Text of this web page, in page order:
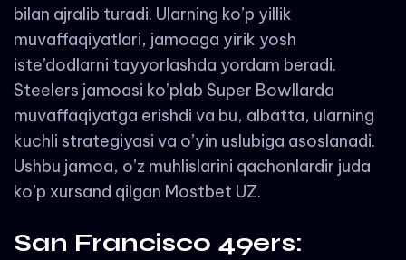
bilan ajralib turadi. Ularning ko’p yillik
muvaffaqiyatlari, jamoaga yirik yosh
iste’dodlarni tayyorlashda yordam beradi.
Steelers jamoasi ko’plab Super Bowllarda
muvaffaqiyatga erishdi va bu, albatta, ularning
kuchli strategiyasi va o’yin uslubiga asoslanadi.
Ushbu jamoa, o’z muhlislarini qachonlardir juda
ko’p xursand qilgan Mostbet UZ.
San Francisco 49ers: